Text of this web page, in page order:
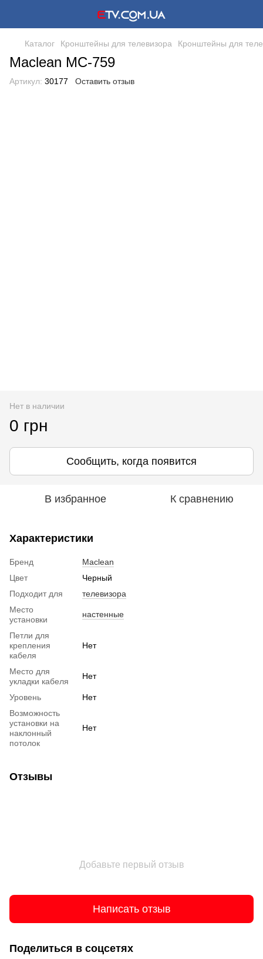
Каталог Кронштейны для телевизора Кронштейны для
Maclean MC-759
Артикул: 30177 Оставить отзыв
Нет в наличии
0 грн
Сообщить, когда появится
В избранное К сравнению
Характеристики
Бренд
Maclean
Цвет
Черный
Подходит для
телевизора
Место
установки
настенные
Петли для
крепления
кабеля
Нет
Место для
укладки кабеля
Нет
Уровень
Нет
Возможность
установки на
наклонный
потолок
Нет
Отзывы
Добавьте первый отзыв
Написать отзыв
Поделиться в соцсетях